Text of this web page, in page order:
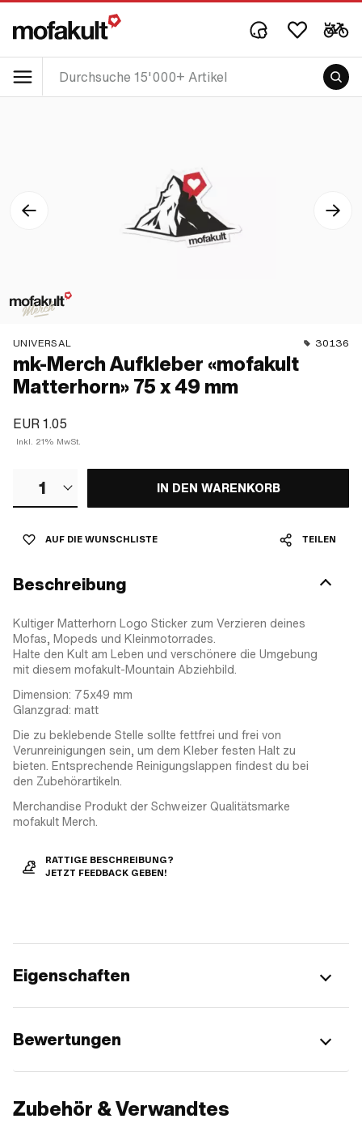
UNIVERSAL 30136
mk-Merch Aufkleber «mofakult
Matterhorn» 75 x 49 mm
EUR 1.05
Inkl. 21% MwSt.
1 IN DEN WARENKORB
AUF DIE WUNSCHLISTE TEILEN
Beschreibung
Kultiger Matterhorn Logo Sticker zum Verzieren deines
Mofas, Mopeds und Kleinmotorrades.
Halte den Kult am Leben und verschönere die Umgebung
mit diesem mofakult-Mountain Abziehbild.
Dimension: 75x49 mm
Glanzgrad: matt
Die zu beklebende Stelle sollte fettfrei und frei von
Verunreinigungen sein, um dem Kleber festen Halt zu
bieten. Entsprechende Reinigungslappen findest du bei
den Zubehörartikeln.
Merchandise Produkt der Schweizer Qualitätsmarke
mofakult Merch.
RATTIGE BESCHREIBUNG?
JETZT FEEDBACK GEBEN!
Eigenschaften
Bewertungen
Zubehör & Verwandtes